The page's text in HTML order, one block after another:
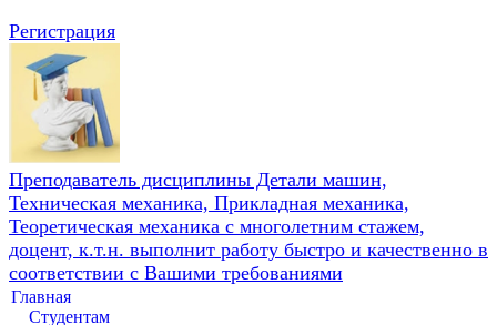
Регистрация
Преподаватель дисциплины Детали машин,
Техническая механика, Прикладная механика,
Теоретическая механика с многолетним стажем,
доцент, к.т.н. выполнит работу быстро и качественно в
соответствии с Вашими требованиями
Главная
Студентам